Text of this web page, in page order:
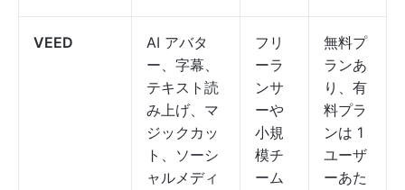
VEED
AI アバタ
ー、字幕、
テキスト読
み上げ、マ
ジックカッ
ト、ソーシ
ャルメディ
フリ
ーラ
ンサ
ーや
小規
模チ
ーム
無料プ
ランあ
り、有
料プラ
ンは 1
ユーザ
ーあた